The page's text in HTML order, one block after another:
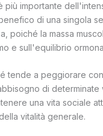
importante
di una singola
poiché la massa
e sull'equilibrio
tende a peggiorare
di determinate
una vita sociale
vitalità generale.